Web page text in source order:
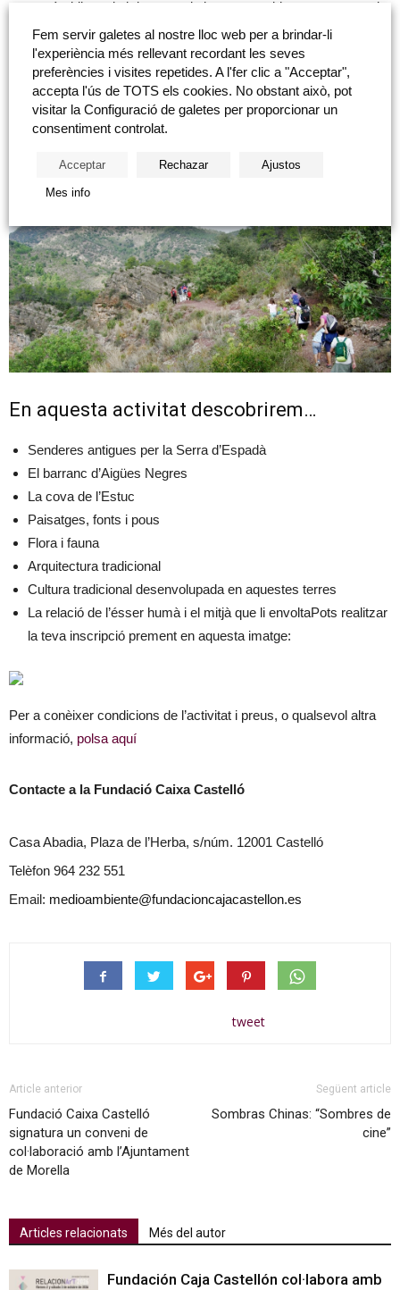
que serà obligatori el descens de la rampa subjectes a una corda
per a major seguretat.
Posteriorment ens dirigirem al barranc d’Aigües Negres, que ens
oferirà racons de gran bellesa entre pins i sureres, com la font de
la Parra, i en finalitzar veurem la inscripció romana que es
En aquesta activitat descobrirem…
Senderes antigues per la Serra d’Espadà
El barranc d’Aigües Negres
La cova de l’Estuc
Paisatges, fonts i pous
Flora i fauna
Arquitectura tradicional
Cultura tradicional desenvolupada en aquestes terres
La relació de l’ésser humà i el mitjà que li envoltaPots realitzar
la teva inscripció prement en aquesta imatge:
Per a conèixer condicions de l’activitat i preus, o qualsevol altra
informació, polsa aquí
Contacte a la Fundació Caixa Castelló
Casa Abadia, Plaza de l’Herba, s/núm. 12001 Castelló
Telèfon 964 232 551
Email: medioambiente@fundacioncajacastellon.es
tweet
Article anterior
Fundació Caixa Castelló
signatura un conveni de
col·laboració amb l’Ajuntament
de Morella
Següent article
Sombras Chinas: “Sombres de
cine”
Articles relacionats Més del autor
Fundación Caja Castellón col·labora amb
Fem servir galetes al nostre lloc web per a brindar-li
l'experiència més rellevant recordant les seves
preferències i visites repetides. A l'fer clic a "Acceptar",
accepta l'ús de TOTS els cookies. No obstant això, pot
visitar la Configuració de galetes per proporcionar un
consentiment controlat.
Acceptar Rechazar Ajustos
Mes info